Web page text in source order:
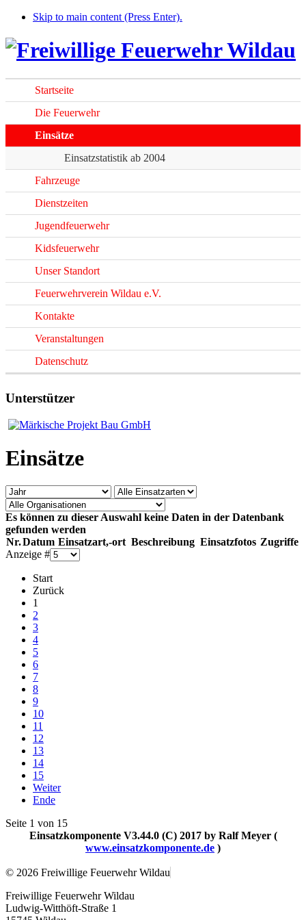
Skip to main content (Press Enter).
Startseite
Die Feuerwehr
Einsätze
Einsatzstatistik ab 2004
Fahrzeuge
Dienstzeiten
Jugendfeuerwehr
Kidsfeuerwehr
Unser Standort
Feuerwehrverein Wildau e.V.
Kontakte
Veranstaltungen
Datenschutz
Unterstützer
Einsätze
Es können zu dieser Auswahl keine Daten in der Datenbank
gefunden werden
Nr.Datum Einsatzart,-ort Beschreibung Einsatzfotos Zugriffe
Anzeige #
Start
Zurück
1
2
3
4
5
6
7
8
9
10
11
12
13
14
15
Weiter
Ende
Seite 1 von 15
Einsatzkomponente V3.44.0 (C) 2017 by Ralf Meyer (
www.einsatzkomponente.de )
© 2026 Freiwillige Feuerwehr Wildau
Freiwillige Feuerwehr Wildau
Ludwig-Witthöft-Straße 1